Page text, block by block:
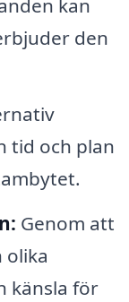
den
tid och plan
Genom att
känsla för